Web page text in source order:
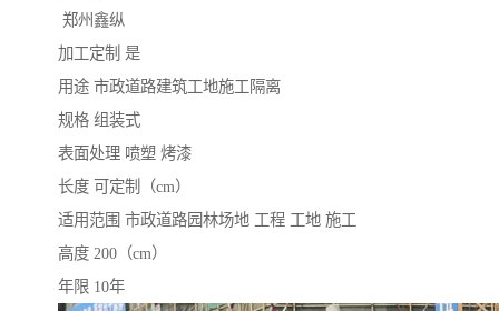
郑州鑫纵
加工定制 是
用途 市政道路建筑工地施工隔离
规格 组装式
表面处理 喷塑 烤漆
长度 可定制（cm）
适用范围 市政道路园林场地 工程 工地 施工
高度 200（cm）
年限 10年